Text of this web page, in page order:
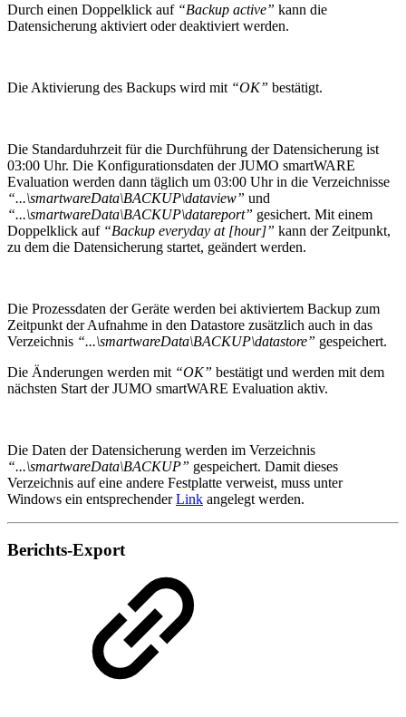
Durch einen Doppelklick auf “Backup active” kann die
Datensicherung aktiviert oder deaktiviert werden.
Die Aktivierung des Backups wird mit “OK” bestätigt.
Die Standarduhrzeit für die Durchführung der Datensicherung ist
03:00 Uhr. Die Konfigurationsdaten der JUMO smartWARE
Evaluation werden dann täglich um 03:00 Uhr in die Verzeichnisse
“...\smartwareData\BACKUP\dataview” und
“...\smartwareData\BACKUP\datareport” gesichert. Mit einem
Doppelklick auf “Backup everyday at [hour]” kann der Zeitpunkt,
zu dem die Datensicherung startet, geändert werden.
Die Prozessdaten der Geräte werden bei aktiviertem Backup zum
Zeitpunkt der Aufnahme in den Datastore zusätzlich auch in das
Verzeichnis “...\smartwareData\BACKUP\datastore” gespeichert.
Die Änderungen werden mit “OK” bestätigt und werden mit dem
nächsten Start der JUMO smartWARE Evaluation aktiv.
Die Daten der Datensicherung werden im Verzeichnis
“...\smartwareData\BACKUP” gespeichert. Damit dieses
Verzeichnis auf eine andere Festplatte verweist, muss unter
Windows ein entsprechenderLink angelegt werden.
Berichts-Export